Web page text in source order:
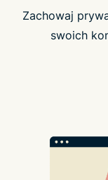
Zachowaj
swoich